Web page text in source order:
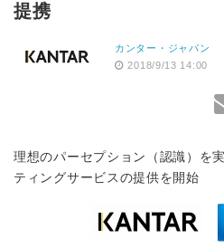
提携
カンター・ジャパン
2018/9/13 14:00
理想のパーセプション（認識）を
ティングサービスの提供を開始